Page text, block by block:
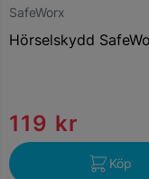
SafeWorx
Hörselskydd
119 kr
Köp